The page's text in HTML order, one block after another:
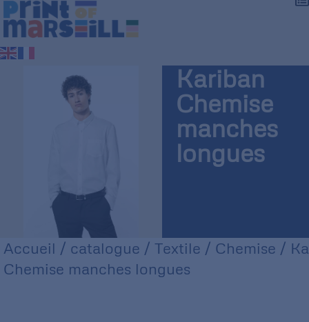
Kariban
Chemise
manches
longues
Accueil / catalogue / Textile / Chemise /
Chemise manches longues